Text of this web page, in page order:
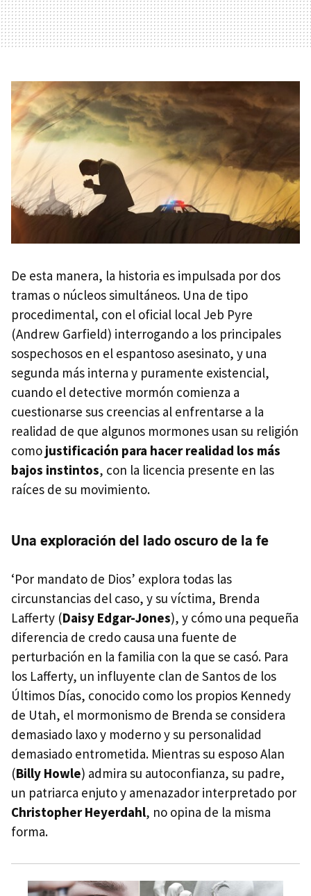
De esta manera, la historia es impulsada por dos
tramas o núcleos simultáneos. Una de tipo
procedimental, con el oficial local Jeb Pyre
(Andrew Garfield) interrogando a los principales
sospechosos en el espantoso asesinato, y una
segunda más interna y puramente existencial,
cuando el detective mormón comienza a
cuestionarse sus creencias al enfrentarse a la
realidad de que algunos mormones usan su religión
como justificación para hacer realidad los más
bajos instintos, con la licencia presente en las
raíces de su movimiento.
Una exploración del lado oscuro de la fe
‘Por mandato de Dios’ explora todas las
circunstancias del caso, y su víctima, Brenda
Lafferty (Daisy Edgar-Jones), y cómo una pequeña
diferencia de credo causa una fuente de
perturbación en la familia con la que se casó. Para
los Lafferty, un influyente clan de Santos de los
Últimos Días, conocido como los propios Kennedy
de Utah, el mormonismo de Brenda se considera
demasiado laxo y moderno y su personalidad
demasiado entrometida. Mientras su esposo Alan
(Billy Howle) admira su autoconfianza, su padre,
un patriarca enjuto y amenazador interpretado por
Christopher Heyerdahl, no opina de la misma
forma.